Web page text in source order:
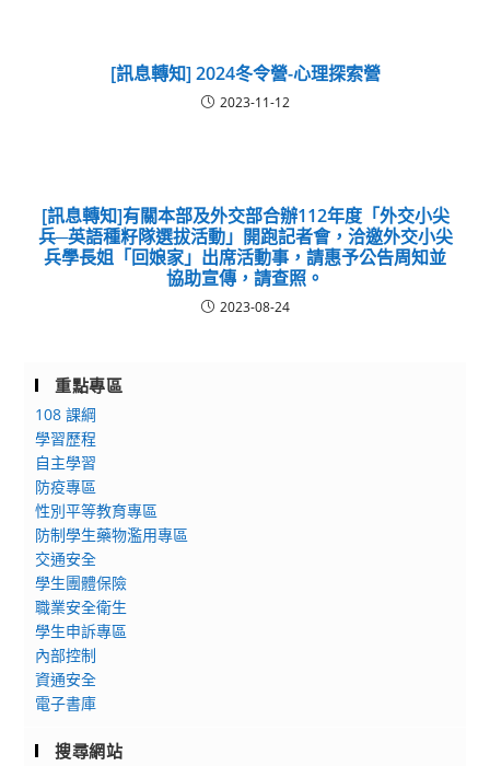
[訊息轉知] 2024冬令營-心理探索營
2023-11-12
[訊息轉知]有關本部及外交部合辦112年度「外交小尖
兵─英語種籽隊選拔活動」開跑記者會，洽邀外交小尖
兵學長姐「回娘家」出席活動事，請惠予公告周知並
協助宣傳，請查照。
2023-08-24
重點專區
108 課綱
學習歷程
自主學習
防疫專區
性別平等教育專區
防制學生藥物濫用專區
交通安全
學生團體保險
職業安全衛生
學生申訴專區
內部控制
資通安全
電子書庫
搜尋網站